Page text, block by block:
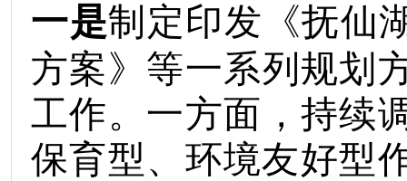
一是制定印发《抚仙
方案》等一系列规划
工作。 一方面 ，持续
保育型、环境友好型